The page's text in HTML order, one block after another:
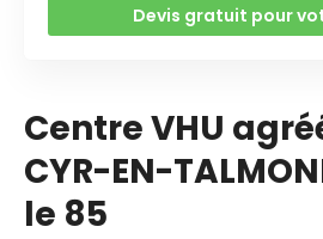
Devis gratuit pour
Centre VHU
CYR-EN-
le 85